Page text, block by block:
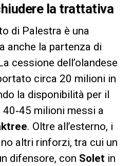
la trattativa
di Palestra è una
anche la partenza di
cessione dell’olandese
circa 20 milioni in
la disponibilità per il
milioni messi a
. Oltre all’esterno, i
altri rinforzi, tra cui un
difensore, con Soletin